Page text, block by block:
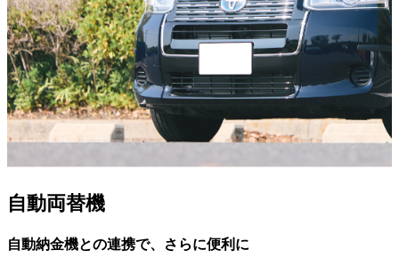
自動両替機
自動納金機との連携で、さらに便利に